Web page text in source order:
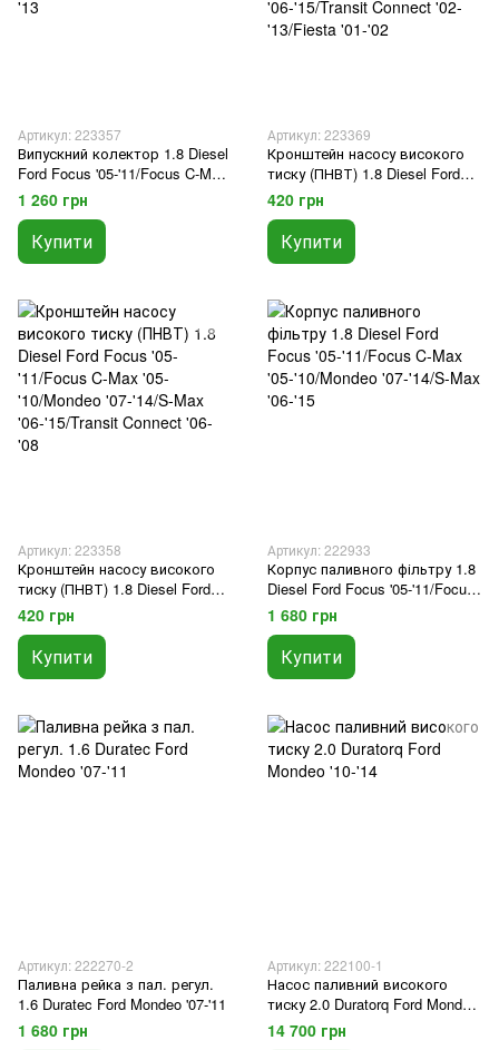
Артикул: 223357
Випускний колектор 1.8 Diesel
Ford Focus '05-'11/Focus C-Max
'05-'10/Mondeo '07-'14/S-Max '06-
'15/Transit Connect '06-'13
1 260 грн
Купити
Артикул: 223369
Кронштейн насосу високого
тиску (ПНВТ) 1.8 Diesel Ford
Focus '01-'11/Focus C-Max '05-
'10/Mondeo '07-'14/S-Max '06-
'15/Transit Connect '02-'13/Fiesta
'01-'02
420 грн
Купити
Артикул: 223358
Кронштейн насосу високого
тиску (ПНВТ) 1.8 Diesel Ford
Focus '05-'11/Focus C-Max '05-
'10/Mondeo '07-'14/S-Max '06-
'15/Transit Connect '06-'08
420 грн
Купити
Артикул: 222933
Корпус паливного фільтру 1.8
Diesel Ford Focus '05-'11/Focus
C-Max '05-'10/Mondeo '07-'14/S-
Max '06-'15
1 680 грн
Купити
Артикул: 222270-2
Паливна рейка з пал. регул.
1.6 Duratec Ford Mondeo '07-'11
1 680 грн
Артикул: 222100-1
Насос паливний високого
тиску 2.0 Duratorq Ford Mondeo
'10-'14
14 700 грн